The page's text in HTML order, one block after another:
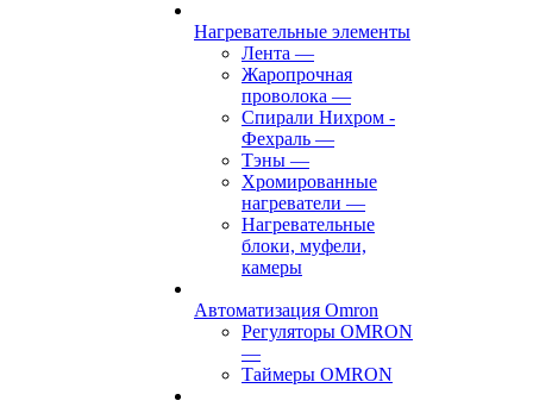
Нагревательные элементы
Лента —
Жаропрочная
проволока —
Спирали Нихром -
Фехраль —
Тэны —
Хромированные
нагреватели —
Нагревательные
блоки, муфели,
камеры
Автоматизация Omron
Регуляторы OMRON
—
Таймеры OMRON